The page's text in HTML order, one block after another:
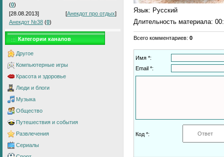
(0)
[28.08.2013]
[Анекдот про отдых]
Анекдот №38 (0)
Категории каналов
Другое
Компьютерные игры
Красота и здоровье
Люди и блоги
Музыка
Общество
Путешествия и события
Развлечения
Сериалы
Язык: Русский
Длительность материала:
Всего комментариев: 0
Имя *:
Email *:
Код *: